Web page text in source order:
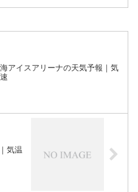
アイスアリーナの天気予報｜気
気温